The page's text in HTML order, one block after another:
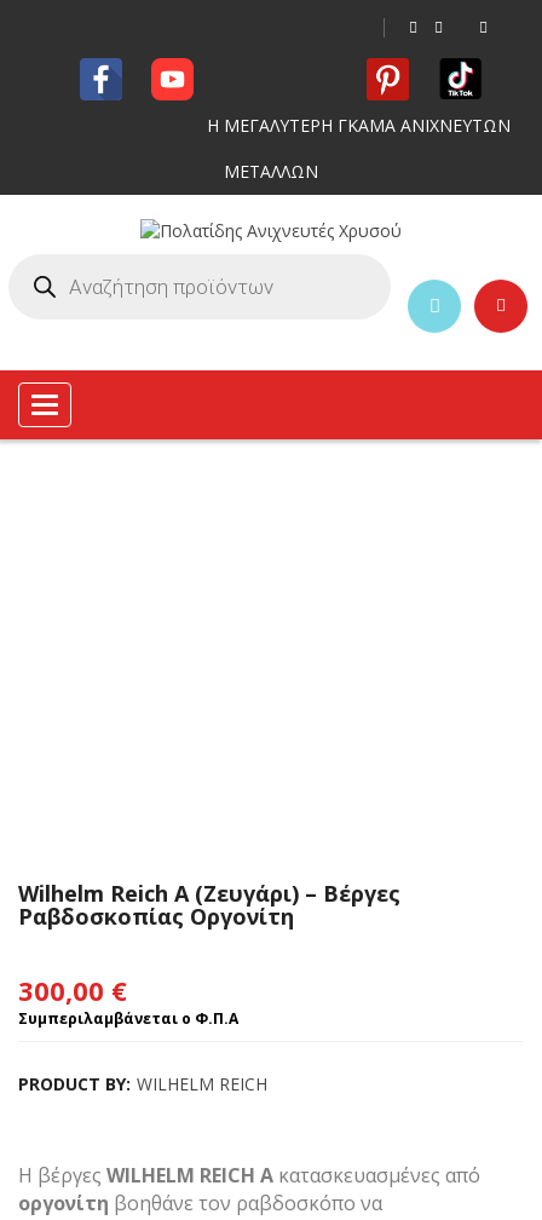
Η ΜΕΓΑΛΥΤΕΡΗ ΓΚΑΜΑ ΑΝΙΧΝΕΥΤΩΝ
ΜΕΤΑΛΛΩΝ
Toggle
navigation
Wilhelm Reich A (Ζευγάρι) – Βέργες
Ραβδοσκοπίας Οργονίτη
300,00 €
Συμπεριλαμβάνεται ο Φ.Π.Α
PRODUCT BY: WILHELM REICH
Η βέργες WILHELM REICH Α κατασκευασμένες από
οργονίτη βοηθάνε τον ραβδοσκόπο να